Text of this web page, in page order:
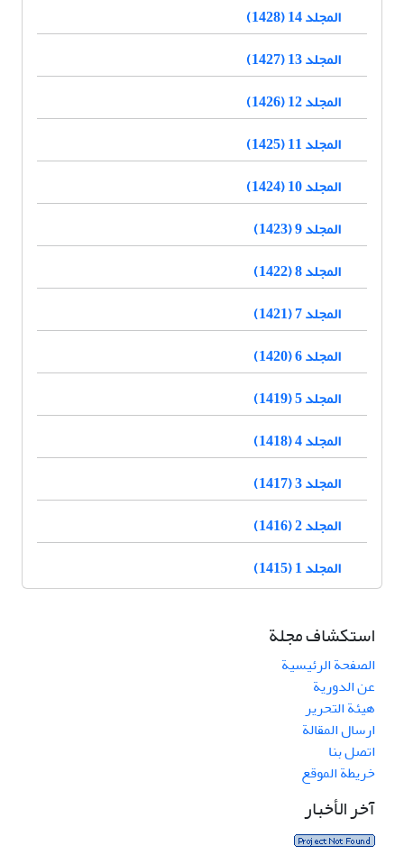
المجلد 14 (1428)
المجلد 13 (1427)
المجلد 12 (1426)
المجلد 11 (1425)
المجلد 10 (1424)
المجلد 9 (1423)
المجلد 8 (1422)
المجلد 7 (1421)
المجلد 6 (1420)
المجلد 5 (1419)
المجلد 4 (1418)
المجلد 3 (1417)
المجلد 2 (1416)
المجلد 1 (1415)
استكشاف مجلة
الصفحة الرئيسية
عن الدورية
هيئة التحرير
ارسال المقالة
اتصل بنا
خريطة الموقع
آخر الأخبار